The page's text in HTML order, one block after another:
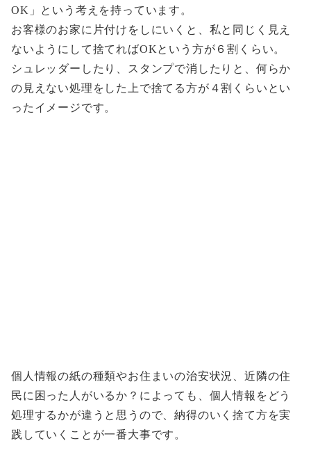
OK」という考えを持っています。
お客様のお家に片付けをしにいくと、私と同じく見え
ないようにして捨てればOKという方が６割くらい。
シュレッダーしたり、スタンプで消したりと、何らか
の見えない処理をした上で捨てる方が４割くらいとい
ったイメージです。
個人情報の紙の種類やお住まいの治安状況、近隣の住
民に困った人がいるか？によっても、個人情報をどう
処理するかが違うと思うので、納得のいく捨て方を実
践していくことが一番大事です。